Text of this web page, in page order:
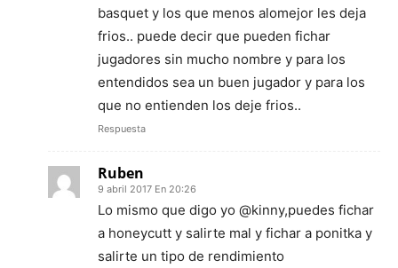
basquet y los que menos alomejor les deja
frios.. puede decir que pueden fichar
jugadores sin mucho nombre y para los
entendidos sea un buen jugador y para los
que no entienden los deje frios..
Respuesta
Ruben
9 abril 2017 En 20:26
Lo mismo que digo yo @kinny,puedes fichar
a honeycutt y salirte mal y fichar a ponitka y
salirte un tipo de rendimiento